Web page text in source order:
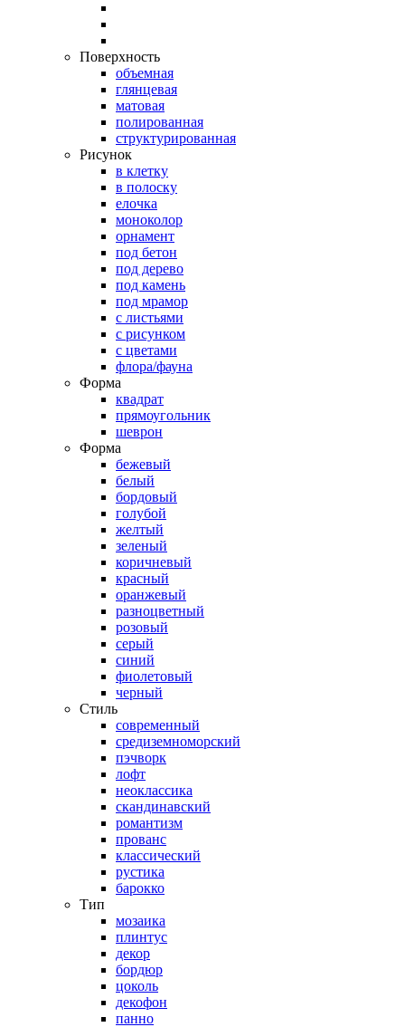
Поверхность
объемная
глянцевая
матовая
полированная
структурированная
Рисунок
в клетку
в полоску
елочка
моноколор
орнамент
под бетон
под дерево
под камень
под мрамор
с листьями
с рисунком
с цветами
флора/фауна
Форма
квадрат
прямоугольник
шеврон
Форма
бежевый
белый
бордовый
голубой
желтый
зеленый
коричневый
красный
оранжевый
разноцветный
розовый
серый
синий
фиолетовый
черный
Стиль
современный
средиземноморский
пэчворк
лофт
неоклассика
скандинавский
романтизм
прованс
классический
рустика
барокко
Тип
мозаика
плинтус
декор
бордюр
цоколь
декофон
панно